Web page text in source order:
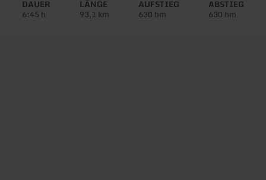
DAUER
6:45 h
LÄNGE
93,1 km
AUFSTIEG
630 hm
ABSTIEG
630 hm